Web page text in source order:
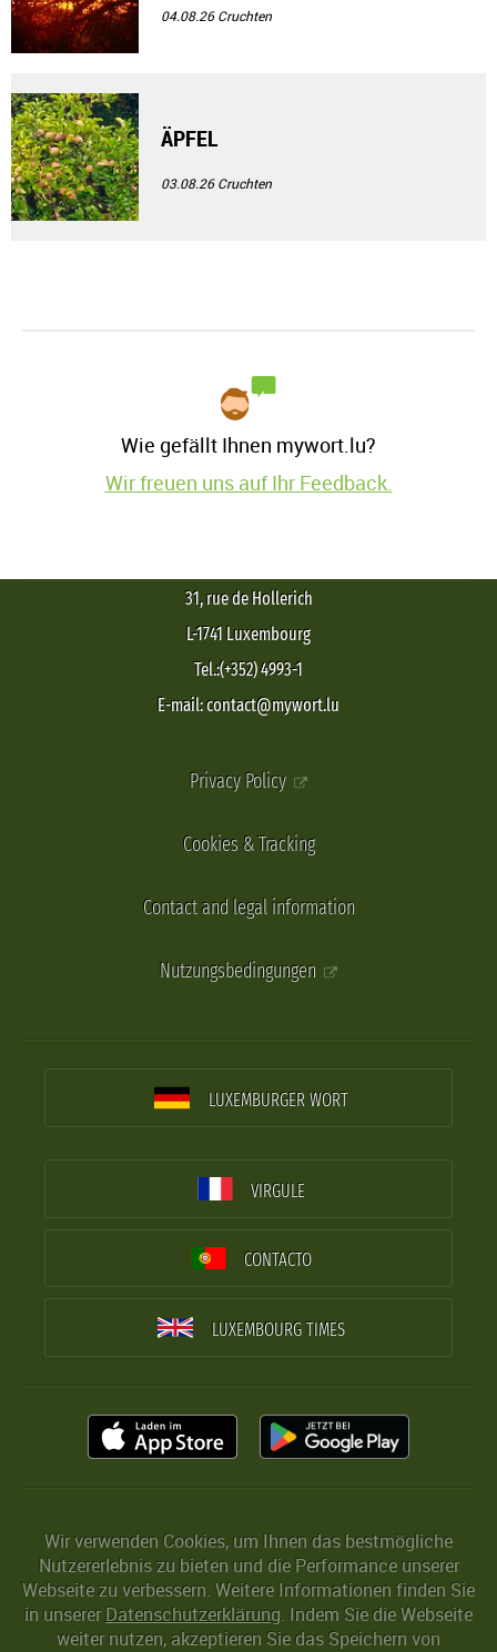
04.08.26Cruchten
ÄPFEL
03.08.26Cruchten
Wie gefällt Ihnen mywort.lu?
Wir freuen uns auf Ihr Feedback.
31, rue de Hollerich
L-1741 Luxembourg
Tel.:(+352) 4993-1
E-mail: contact@mywort.lu
Privacy Policy
Cookies & Tracking
Contact and legal information
Nutzungsbedingungen
LUXEMBURGER WORT
VIRGULE
CONTACTO
LUXEMBOURG TIMES
Wir verwenden Cookies, um Ihnen das bestmögliche
Nutzererlebnis zu bieten und die Performance unserer
Webseite zu verbessern. Weitere Informationen finden Sie
in unserer Datenschutzerklärung. Indem Sie die Webseite
weiter nutzen, akzeptieren Sie das Speichern von